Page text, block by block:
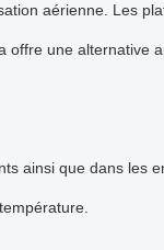
aérienne. Les
une alternative
ainsi que dans les